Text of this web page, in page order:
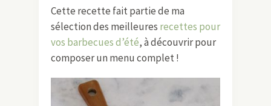
Cette recette fait partie de ma
sélection des meilleures recettes pour
vos barbecues d’été, à découvrir pour
composer un menu complet !